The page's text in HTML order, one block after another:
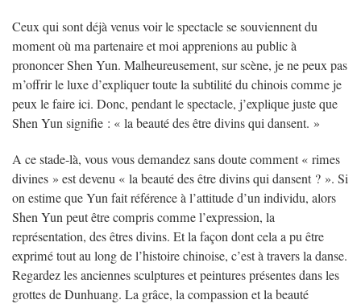
Ceux qui sont déjà venus voir le spectacle se souviennent du
moment où ma partenaire et moi apprenions au public à
prononcer Shen Yun. Malheureusement, sur scène, je ne peux pas
m’offrir le luxe d’expliquer toute la subtilité du chinois comme je
peux le faire ici. Donc, pendant le spectacle, j’explique juste que
Shen Yun signifie : « la beauté des être divins qui dansent. »
A ce stade-là, vous vous demandez sans doute comment « rimes
divines » est devenu « la beauté des être divins qui dansent ? ». Si
on estime que Yun fait référence à l’attitude d’un individu, alors
Shen Yun peut être compris comme l’expression, la
représentation, des êtres divins. Et la façon dont cela a pu être
exprimé tout au long de l’histoire chinoise, c’est à travers la danse.
Regardez les anciennes sculptures et peintures présentes dans les
grottes de Dunhuang. La grâce, la compassion et la beauté